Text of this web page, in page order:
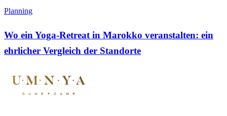
Planning
Wo ein Yoga-Retreat in Marokko veranstalten: ein
ehrlicher Vergleich der Standorte